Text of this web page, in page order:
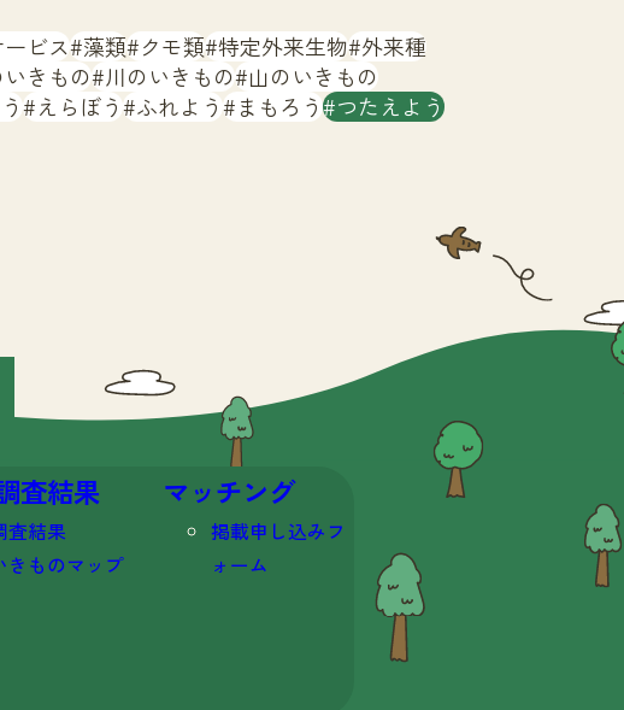
ビス 藻類 クモ類 特定外来生物 外来種
きもの 川のいきもの 山のいきもの
えらぼう ふれよう まもろう つたえよう
査結果
査結果
きものマップ
マッチング
掲載申し込みフ
ォーム